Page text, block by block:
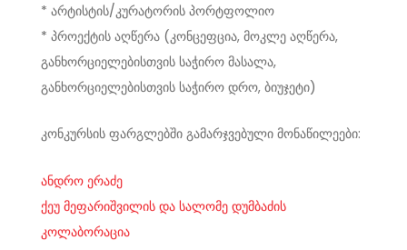
* არტისტის/კურატორის პორტფოლიო
* პროექტის აღწერა (კონცეფცია, მოკლე აღწერა,
განხორციელებისთვის საჭირო მასალა,
განხორციელებისთვის საჭირო დრო, ბიუჯეტი)
კონკურსის ფარგლებში გამარჯვებული მონაწილეები:
ანდრო ერაძე
ქეუ მეფარიშვილის და სალომე დუმბაძის
კოლაბორაცია